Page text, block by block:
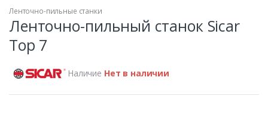
ПРОДАН
Ленточно-пильные станки
Ленточно-пильный станок Sicar
Top 7
Наличие Нет в наличии